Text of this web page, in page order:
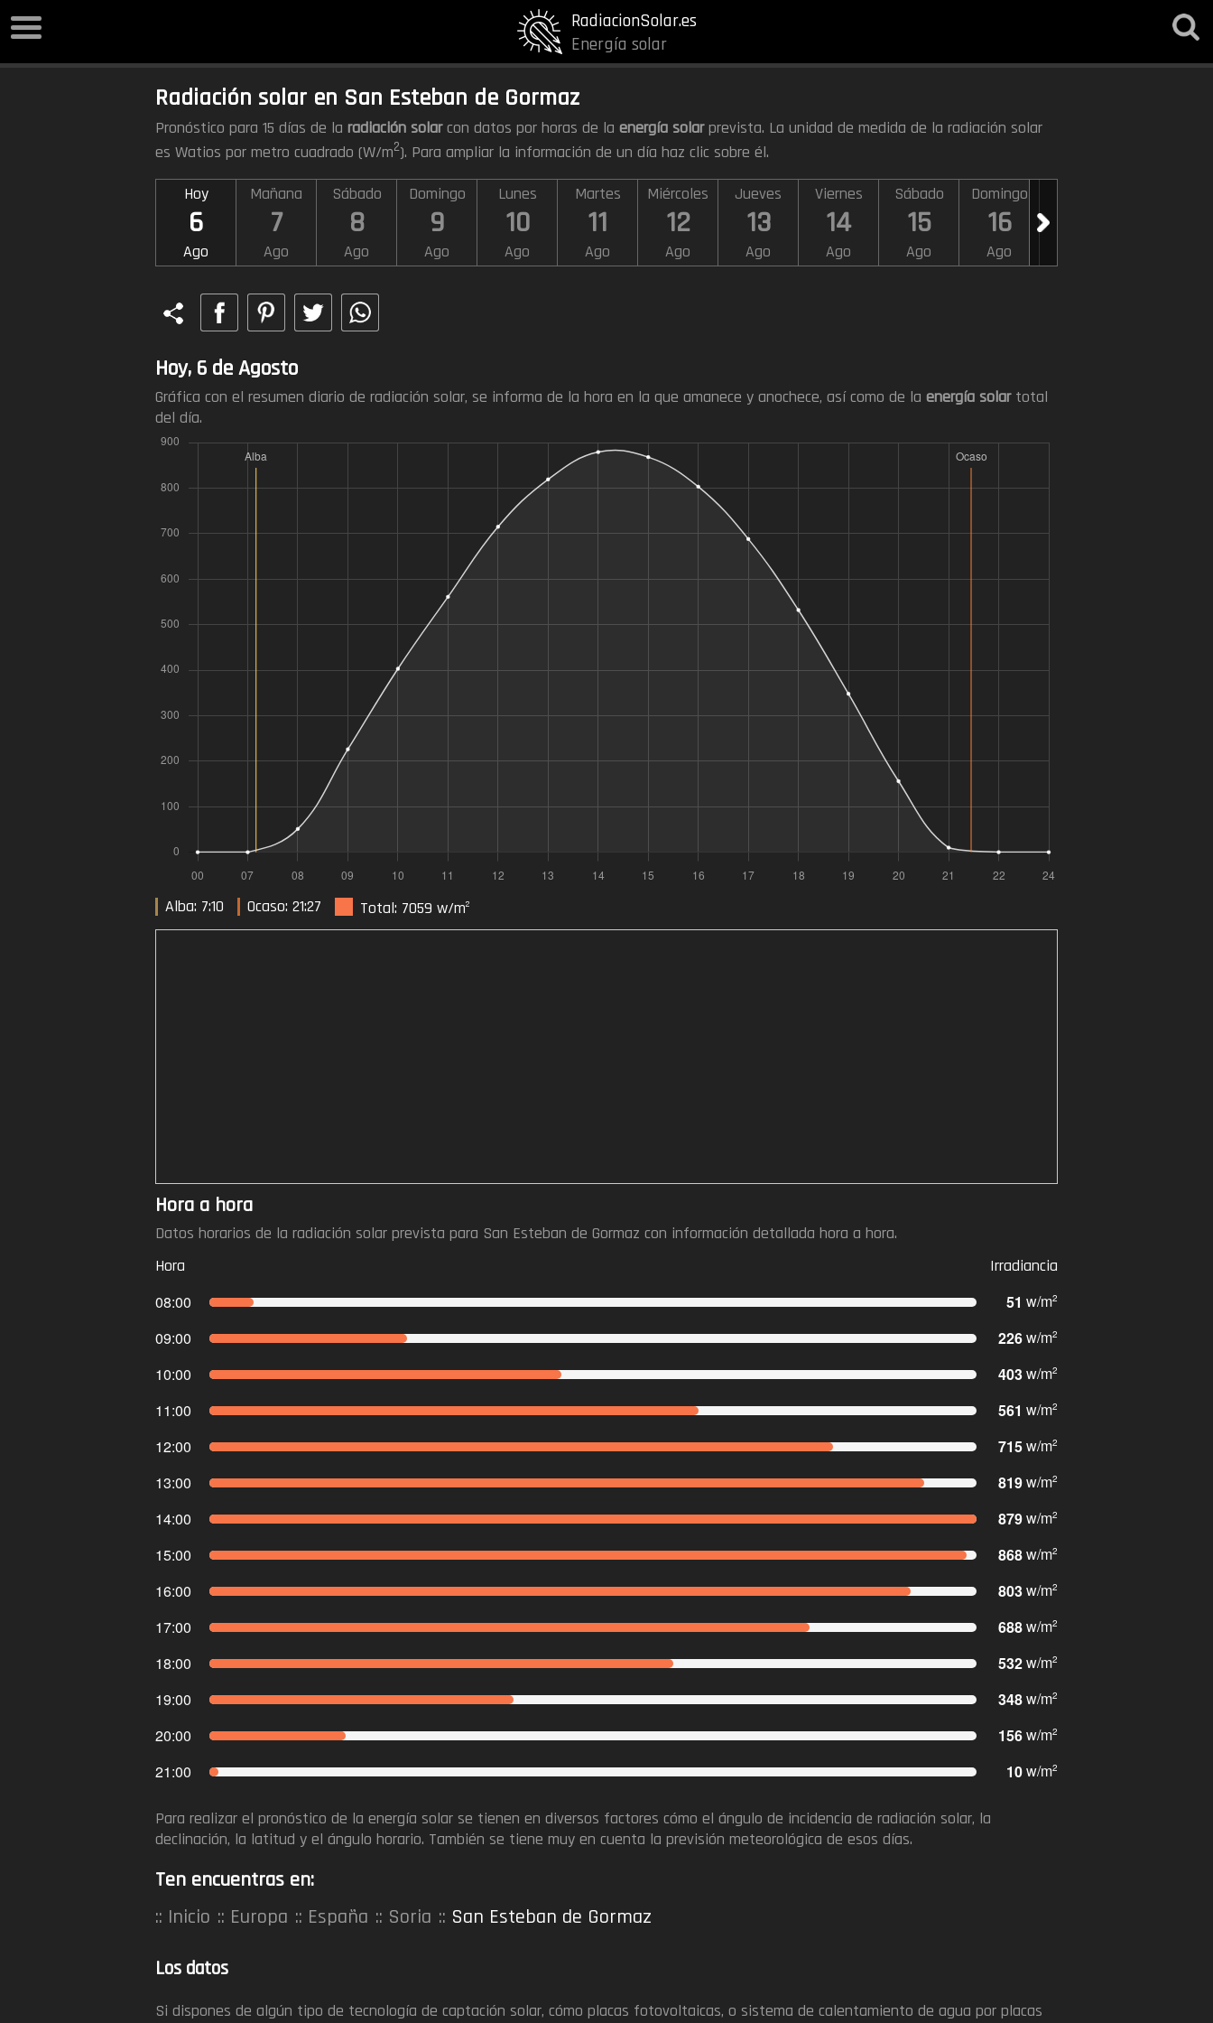
RadiacionSolar.es
Energía solar
Radiación solar en San Esteban de Gormaz
Pronóstico para 15 días de la radiación solarcon datos por horas de la energía solarprevista. La unidad de medida de la radiación solar
es Watios por metro cuadrado (W/m2). Para ampliar la información de un día haz clic sobre él.
Hoy
6
Ago
Mañana
7
Ago
Sábado
8
Ago
Domingo
9
Ago
Lunes
10
Ago
Martes
11
Ago
Miércoles
12
Ago
Jueves
13
Ago
Viernes
14
Ago
Sábado
15
Ago
Domingo
16
Ago
Hoy, 6 de Agosto
Gráfica con el resumen diario de radiación solar, se informa de la hora en la que amanece y anochece, así como de la energía solartotal
del día.
Alba: 7:10 Ocaso: 21:27 Total: 7059 w/m2
Hora a hora
Datos horarios de la radiación solar prevista para San Esteban de Gormaz con información detallada hora a hora.
Hora
Irradiancia
08:00
51 w/m2
09:00 226w/m2
10:00 403w/m2
11:00 561 w/m2
12:00 715w/m2
13:00 819w/m2
14:00 879w/m2
15:00 868w/m2
16:00 803w/m2
17:00 688w/m2
18:00 532w/m2
19:00 348w/m2
20:00 156w/m2
21:00 10w/m2
Para realizar el pronóstico de la energía solar se tienen en diversos factores cómo el ángulo de incidencia de radiación solar, la
declinación, la latitud y el ángulo horario. También se tiene muy en cuenta la previsión meteorológica de esos días.​
Ten encuentras en:
Inicio
Europa España Soria San Esteban de Gormaz
Los datos
Si dispones de algún tipo de tecnología de captación solar, cómo placas fotovoltaicas, o sistema de calentamiento de agua por placas